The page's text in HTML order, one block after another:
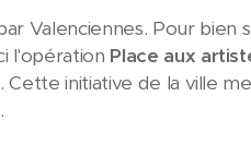
Valenciennes. Pour
l'opération Place aux
initiative de la ville